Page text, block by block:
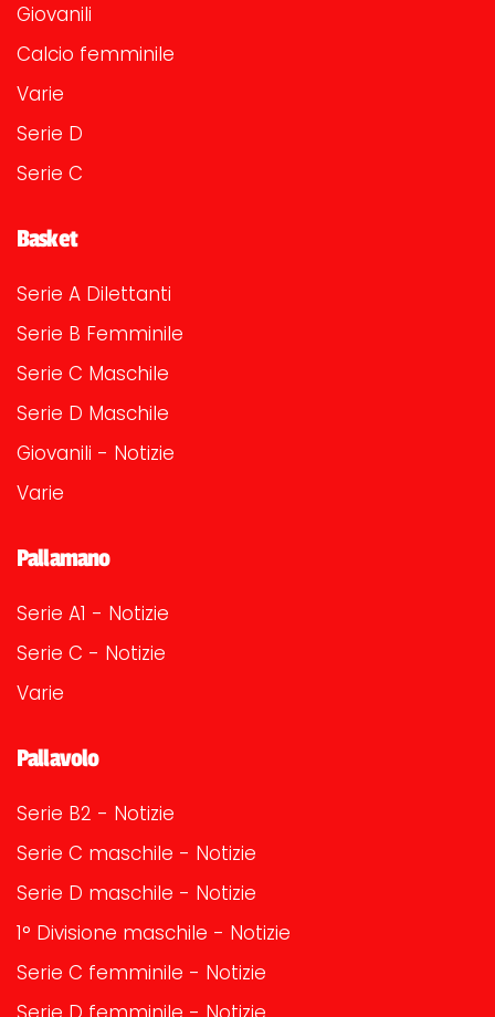
Giovanili
Calcio femminile
Varie
Serie D
Serie C
Basket
Serie A Dilettanti
Serie B Femminile
Serie C Maschile
Serie D Maschile
Giovanili - Notizie
Varie
Pallamano
Serie A1 - Notizie
Serie C - Notizie
Varie
Pallavolo
Serie B2 - Notizie
Serie C maschile - Notizie
Serie D maschile - Notizie
1° Divisione maschile - Notizie
Serie C femminile - Notizie